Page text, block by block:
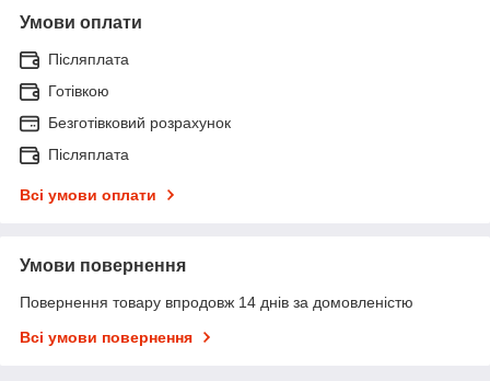
Умови оплати
Післяплата
Готівкою
Безготівковий розрахунок
Післяплата
Всі умови оплати
Умови повернення
Повернення товару впродовж 14 днів за домовленістю
Всі умови повернення